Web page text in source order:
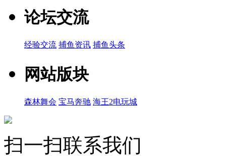
论坛交流
经验交流 捕鱼资讯 捕鱼头条
网站版块
森林舞会 宝马奔驰 海王2电玩城
扫一扫联系我们